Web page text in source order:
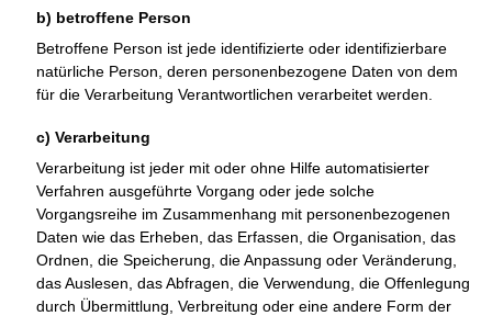
b) betroffene Person
Betroffene Person ist jede identifizierte oder identifizierbare
natürliche Person, deren personenbezogene Daten von dem
für die Verarbeitung Verantwortlichen verarbeitet werden.
c) Verarbeitung
Verarbeitung ist jeder mit oder ohne Hilfe automatisierter
Verfahren ausgeführte Vorgang oder jede solche
Vorgangsreihe im Zusammenhang mit personenbezogenen
Daten wie das Erheben, das Erfassen, die Organisation, das
Ordnen, die Speicherung, die Anpassung oder Veränderung,
das Auslesen, das Abfragen, die Verwendung, die Offenlegung
durch Übermittlung, Verbreitung oder eine andere Form der